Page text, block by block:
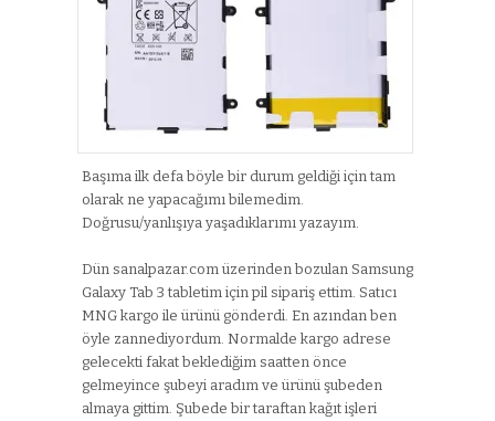
Başıma ilk defa böyle bir durum geldiği için tam
olarak ne yapacağımı bilemedim.
Doğrusu/yanlışıya yaşadıklarımı yazayım.
Dün sanalpazar.com üzerinden bozulan Samsung
Galaxy Tab 3 tabletim için pil sipariş ettim. Satıcı
MNG kargo ile ürünü gönderdi. En azından ben
öyle zannediyordum. Normalde kargo adrese
gelecekti fakat beklediğim saatten önce
gelmeyince şubeyi aradım ve ürünü şubeden
almaya gittim. Şubede bir taraftan kağıt işleri